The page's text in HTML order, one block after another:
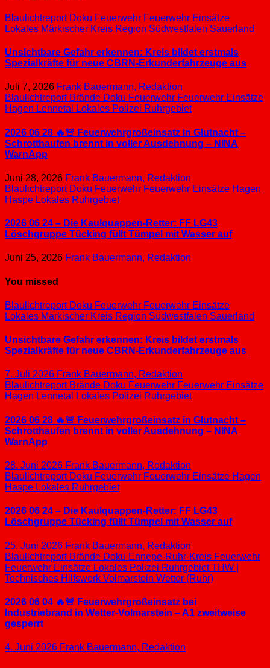
Blaulichtreport Doku Feuerwehr Feuerwehr Einsätze
Lokales Märkischer Kreis Region Südwestfalen Sauerland
Unsichtbare Gefahr erkennen: Kreis bildet erstmals
Spezialkräfte für neue CBRN-Erkunderfahrzeuge aus
Juli 7, 2026 Frank Bauermann, Redaktion
Blaulichtreport Brände Doku Feuerwehr Feuerwehr Einsätze
Hagen Lennetal Lokales Polizei Ruhrgebiet
2026 06 28 🔥🚨 Feuerwehrgroßeinsatz in Glutnacht –
Schrotthaufen brennt in voller Ausdehnung – NINA
WarnApp
Juni 28, 2026 Frank Bauermann, Redaktion
Blaulichtreport Doku Feuerwehr Feuerwehr Einsätze Hagen
Haspe Lokales Ruhrgebiet
2026 06 24 – Die Kaulquappen-Retter: FF LG43
Löschgruppe Tücking füllt Tümpel mit Wasser auf
Juni 25, 2026 Frank Bauermann, Redaktion
You missed
Blaulichtreport Doku Feuerwehr Feuerwehr Einsätze
Lokales Märkischer Kreis Region Südwestfalen Sauerland
Unsichtbare Gefahr erkennen: Kreis bildet erstmals
Spezialkräfte für neue CBRN-Erkunderfahrzeuge aus
7. Juli 2026 Frank Bauermann, Redaktion
Blaulichtreport Brände Doku Feuerwehr Feuerwehr Einsätze
Hagen Lennetal Lokales Polizei Ruhrgebiet
2026 06 28 🔥🚨 Feuerwehrgroßeinsatz in Glutnacht –
Schrotthaufen brennt in voller Ausdehnung – NINA
WarnApp
28. Juni 2026 Frank Bauermann, Redaktion
Blaulichtreport Doku Feuerwehr Feuerwehr Einsätze Hagen
Haspe Lokales Ruhrgebiet
2026 06 24 – Die Kaulquappen-Retter: FF LG43
Löschgruppe Tücking füllt Tümpel mit Wasser auf
25. Juni 2026 Frank Bauermann, Redaktion
Blaulichtreport Brände Doku Ennepe-Ruhr-Kreis Feuerwehr
Feuerwehr Einsätze Lokales Polizei RuhrgebietTHW |
Technisches Hilfswerk Volmarstein Wetter (Ruhr)
2026 06 04 🔥🚨 Feuerwehrgroßeinsatz bei
Industriebrand in Wetter-Volmarstein – A1 zweitweise
gesperrt
4. Juni 2026 Frank Bauermann, Redaktion